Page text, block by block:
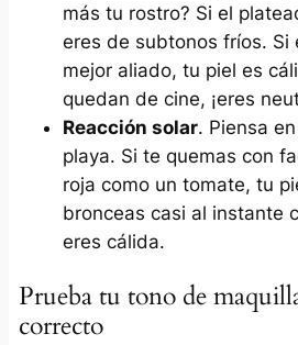
más tu rostro? Si el
eres de subtonos fríos. Si
mejor aliado, tu piel es
quedan de cine, ¡eres
Reacción solar. Piensa
playa. Si te quemas con
roja como un tomate, tu
bronceas casi al instante
eres cálida.
Prueba tu tono de
correcto